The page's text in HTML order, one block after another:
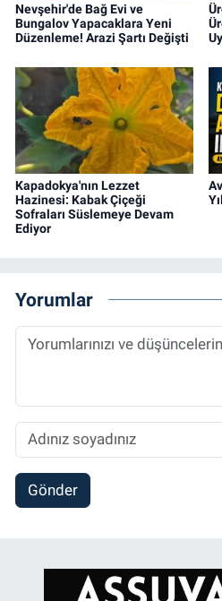
Nevşehir'de Bağ Evi ve
Bungalov Yapacaklara Yeni
Düzenleme! Arazi Şartı Değişti
Kapadokya'nın Lezzet
Hazinesi: Kabak Çiçeği
Sofraları Süslemeye Devam
Ediyor
Yorumlar
Gönder